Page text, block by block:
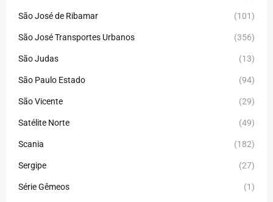
São José de Ribamar (101)
São José Transportes Urbanos (356)
São Judas (13)
São Paulo Estado (94)
São Vicente (29)
Satélite Norte (49)
Scania (182)
Sergipe (27)
Série Gêmeos (1)